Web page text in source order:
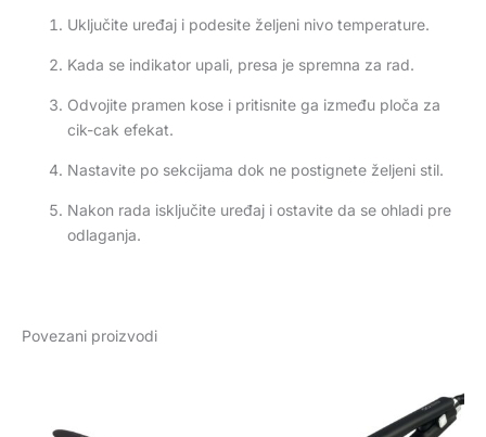
Uključite uređaj i podesite željeni nivo temperature.
Kada se indikator upali, presa je spremna za rad.
Odvojite pramen kose i pritisnite ga između ploča za
cik-cak efekat.
Nastavite po sekcijama dok ne postignete željeni stil.
Nakon rada isključite uređaj i ostavite da se ohladi pre
odlaganja.
Povezani proizvodi